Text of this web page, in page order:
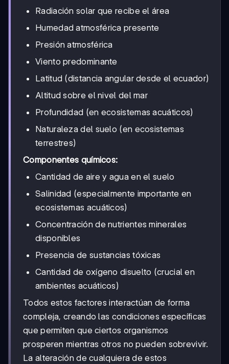
Radiación solar que recibe el área
Humedad atmosférica presente
Presión atmosférica
Viento predominante
Latitud (distancia angular desde el ecuador)
Altitud sobre el nivel del mar
Profundidad (en ecosistemas acuáticos)
Naturaleza del suelo (en ecosistemas
terrestres)
Componentes químicos:
Cantidad de aire y agua en el suelo
Salinidad (especialmente importante en
ecosistemas acuáticos)
Concentración de nutrientes minerales
disponibles
Presencia de sustancias tóxicas
Cantidad de oxígeno disuelto (crucial en
ambientes acuáticos)
Todos estos factores interactúan de forma
compleja, creando las condiciones específicas
que permiten que ciertos organismos
prosperen mientras otros no pueden sobrevivir.
La alteración de cualquiera de estos